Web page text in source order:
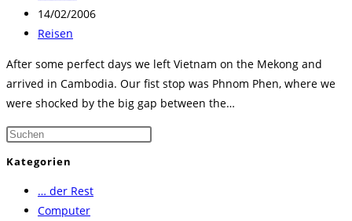
Autor:
Beitrag
veröffentlicht:
14/02/2006
Beitrags-
Reisen
After some perfect days we left Vietnam on the Mekong and
arrived in Cambodia. Our fist stop was Phnom Phen, where we
were shocked by the big gap between the…
Press
Kategorien
… der Rest
Computer